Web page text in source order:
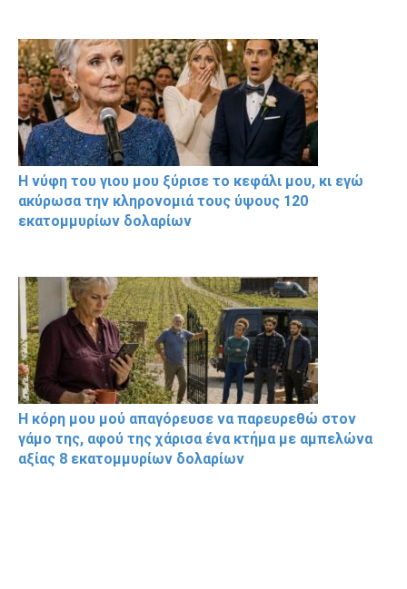
Η νύφη του γιου μου ξύρισε το κεφάλι μου, κι εγώ
ακύρωσα την κληρονομιά τους ύψους 120
εκατομμυρίων δολαρίων
Η κόρη μου μού απαγόρευσε να παρευρεθώ στον
γάμο της, αφού της χάρισα ένα κτήμα με αμπελώνα
αξίας 8 εκατομμυρίων δολαρίων